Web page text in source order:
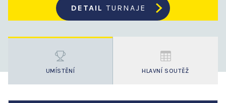
DETAIL TURNAJE
UMÍSTĚNÍ HLAVNÍ SOUTĚŽ